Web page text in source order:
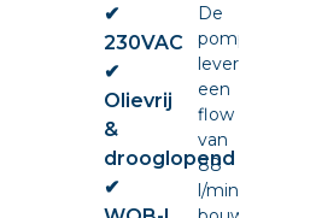
✔
230VAC
✔
Olievrij
&
drooglopend
✔
De
pomp
levert
een
flow
van
88
l/min,